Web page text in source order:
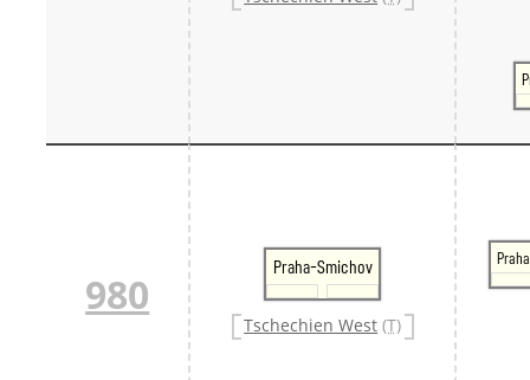
980
Praha-Smichov
Tschechien West (T)